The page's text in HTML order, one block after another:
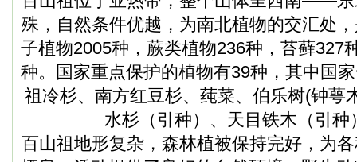
殊，自然条件优越，为南北植物的交汇处
子植物2005种，蕨类植物236种，苔藓327
种。国家重点保护的植物有39种，其中国
祖冷杉、南方红豆杉、莼菜、伯乐树(钟萼
水杉（引种）、天目铁木（引种
百山祖地形复杂，森林植被保持完好，为